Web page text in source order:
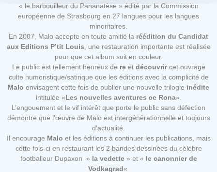
« le barbouilleur du Pananatèse » édité par la Commission
européenne de Strasbourg en 27 langues pour les langues
minoritaires.
En 2007, Malo accepte en toute amitié la réédition du Candidat
aux Editions P’tit Louis , une restauration importante est réalisée
pour que cet album soit en couleur.
Le public est tellement heureux de reet découvrircet ouvrage
culte humoristique/satirique que les éditions avec la complicité de
Malo envisagent cette fois de publier une nouvelle trilogie inédite
intitulée «Les nouvelles aventures ce Rona».
L’engouement et le vif intérêt que porte le public sans défection
démontre que l’œuvre de Malo est intergénérationnelle et toujours
d’actualité.
Il encourage Malo et les éditions à continuer les publications, mais
cette fois-ci en restaurant les 2 bandes dessinées du célèbre
footballeur Dupaxon » la vedette» et « le canonnier de
Vodkagrad«